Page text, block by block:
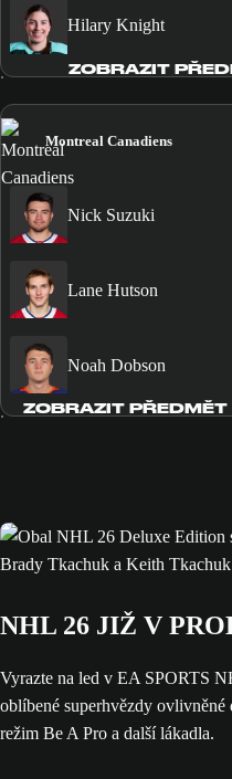
Hilary Knight
ZOBRAZIT
Montreal Canadiens
Nick Suzuki
Lane Hutson
Noah Dobson
ZOBRAZIT
NHL 26 JIŽ V
Vyrazte na led v EA SPORTS
oblíbené superhvězdy
režim Be A Pro a další lákadla.